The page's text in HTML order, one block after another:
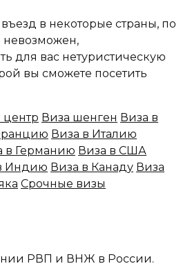
в некоторые страны, по
невозможен,
для вас нетуристическую
вы сможете посетить
Виза шенген Виза в
Виза в Италию
в Германию Виза в США
Индию Виза в Канаду Виза
Срочные визы
РВП и ВНЖ в России.